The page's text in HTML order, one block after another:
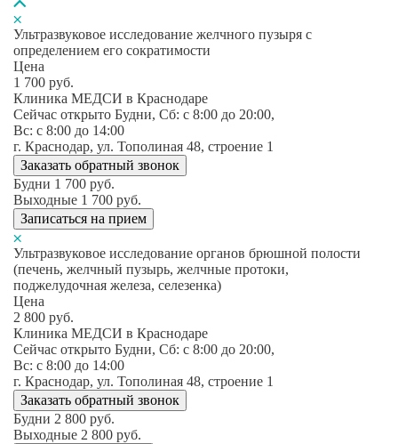
Ультразвуковое исследование желчного пузыря с
определением его сократимости
Цена
1 700 руб.
Клиника МЕДСИ в Краснодаре
Сейчас открыто Будни, Сб: c 8:00 до 20:00,
Вс: c 8:00 до 14:00
г. Краснодар, ул. Тополиная 48, строение 1
Заказать обратный звонок
Будни 1 700 руб.
Выходные 1 700 руб.
Записаться на прием
Ультразвуковое исследование органов брюшной полости
(печень, желчный пузырь, желчные протоки,
поджелудочная железа, селезенка)
Цена
2 800 руб.
Клиника МЕДСИ в Краснодаре
Сейчас открыто Будни, Сб: c 8:00 до 20:00,
Вс: c 8:00 до 14:00
г. Краснодар, ул. Тополиная 48, строение 1
Заказать обратный звонок
Будни 2 800 руб.
Выходные 2 800 руб.